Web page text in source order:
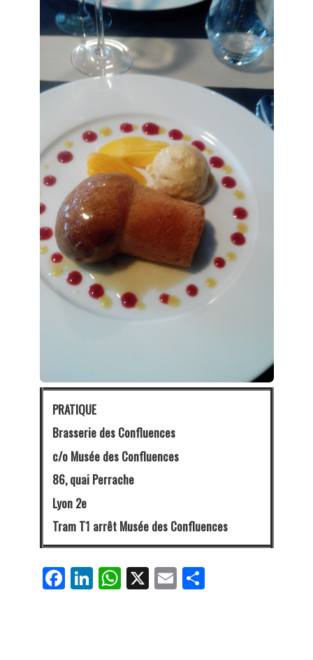
PRATIQUE
Brasserie des Confluences
c/o Musée des Confluences
86, quai Perrache
Lyon 2e
Tram T1 arrêt Musée des Confluences
Fa
ce
Li
nk
W
ha
X E
m
Pa
rt